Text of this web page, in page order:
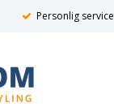
Personlig service